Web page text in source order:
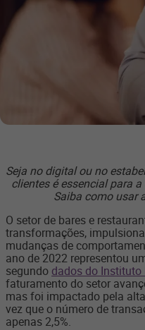
Seja no digital ou no
clientes é essencial para
Saiba como usar
O setor de bares e
transformações,
mudanças de
ano de 2022 representou
segundo dados do Instituto
faturamento do setor
mas foi impactado pela
vez que o número de
apenas 2,5%.